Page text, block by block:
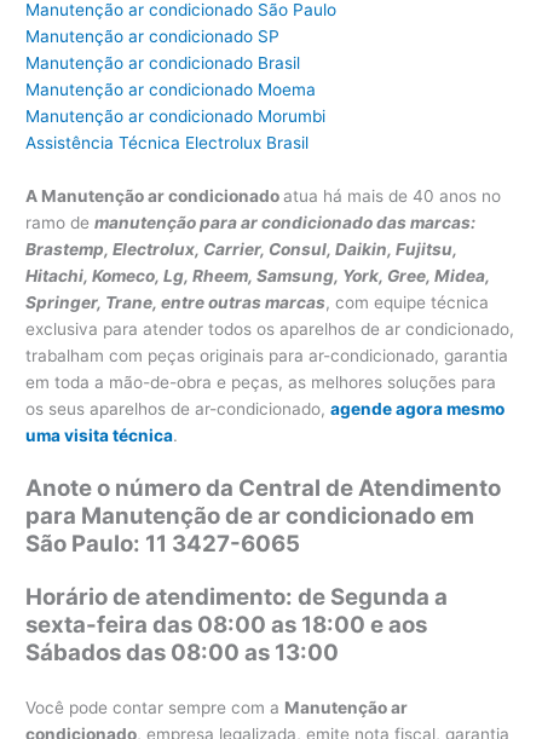
Manutenção ar condicionado São Paulo
Manutenção ar condicionado SP
Manutenção ar condicionado Brasil
Manutenção ar condicionado Moema
Manutenção ar condicionado Morumbi
Assistência Técnica Electrolux Brasil
A Manutenção ar condicionadoatua há mais de 40 anos no
ramo demanutenção para ar condicionado das marcas:
Brastemp, Electrolux, Carrier, Consul, Daikin, Fujitsu,
Hitachi, Komeco, Lg, Rheem, Samsung, York, Gree, Midea,
Springer, Trane, entre outras marcas, com equipe técnica
exclusiva para atender todos os aparelhos de ar condicionado,
trabalham com peças originais para ar-condicionado, garantia
em toda a mão-de-obra e peças, as melhores soluções para
os seus aparelhos de ar-condicionado,agende agora mesmo
uma visita técnica.
Anote o número da Central de Atendimento
para Manutenção de ar condicionado em
São Paulo: 11 3427-6065
Horário de atendimento: de Segunda a
sexta-feira das 08:00 as 18:00 e aos
Sábados das 08:00 as 13:00
Você pode contar sempre com a Manutenção ar
condicionado, empresa legalizada, emite nota fiscal, garantia